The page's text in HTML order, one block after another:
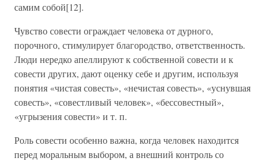
самим собой[12].
Чувство совести ограждает человека от дурного,
порочного, стимулирует благородство, ответственность.
Люди нередко апеллируют к собственной совести и к
совести других, дают оценку себе и другим, используя
понятия «чистая совесть», «нечистая совесть», «уснувшая
совесть», «совестливый человек», «бессовестный»,
«угрызения совести» и т. п.
Роль совести особенно важна, когда человек находится
перед моральным выбором, а внешний контроль со